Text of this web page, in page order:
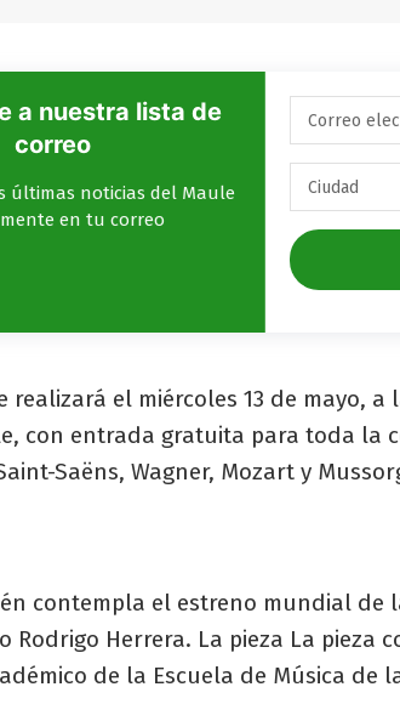
a nuestra lista de
correo
últimas noticias del Maule
en tu correo
realizará el miércoles 13 de mayo, a
con entrada gratuita para toda la
Saëns, Wagner, Mozart y
contempla el estreno mundial de
Rodrigo Herrera. La pieza La pieza
de la Escuela de Música de